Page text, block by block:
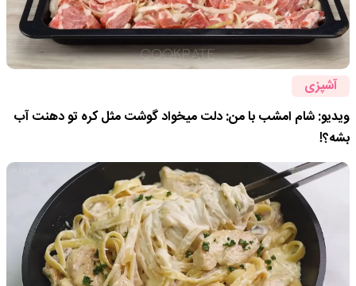
آشپزی
ویدیو: شام امشب با من: دلت میخواد گوشت مثل کره تو دهنت آب
بشه؟!